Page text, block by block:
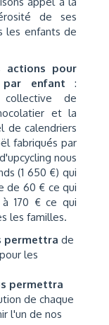
de ses
les enfants de
actions pour
enfant :
collective de
et la
de calendriers
fabriqués par
nous
(1 650 €) qui
de 60 € ce qui
170 € ce qui
les familles.
permettra de
les
permettra
de chaque
l'un de nos